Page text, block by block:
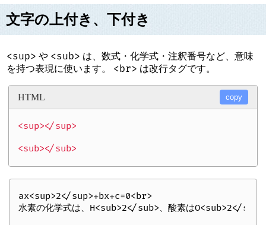
文字の上付き、下付き
<sup> や <sub> は、数式・化学式・注釈番号など、意味
を持つ表現に使います。 <br> は改行タグです。
HTML copy
<sup></sup>
ax<sup>2</sup>+bx+c=0<br>